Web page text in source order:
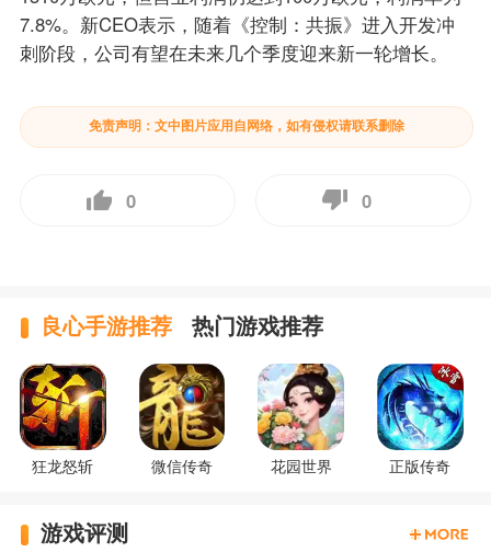
7.8%。新CEO表示，随着《控制：共振》进入开发冲
刺阶段，公司有望在未来几个季度迎来新一轮增长。
免责声明：文中图片应用自网络，如有侵权请联系删除
0 0
良心手游推荐 热门游戏推荐
狂龙怒斩 微信传奇 花园世界 正版传奇
游戏评测